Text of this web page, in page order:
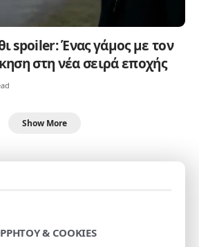
spoiler: Ένας γάμος με τον
στη νέα σειρά εποχής
Show More
& COOKIES